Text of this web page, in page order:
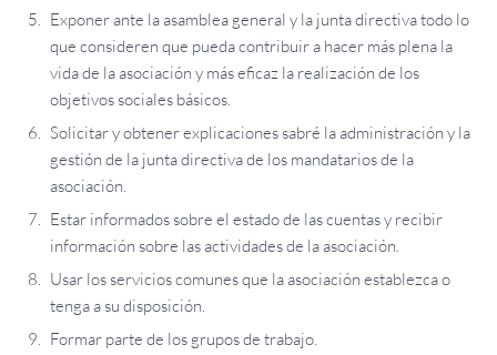
Exponer ante la asamblea general y la junta directiva todo lo
que consideren que pueda contribuir a hacer más plena la
vida de la asociación y más eficaz la realización de los
objetivos sociales básicos.
Solicitar y obtener explicaciones sabré la administración y la
gestión de la junta directiva de los mandatarios de la
asociación.
Estar informados sobre el estado de las cuentas y recibir
información sobre las actividades de la asociación.
Usar los servicios comunes que la asociación establezca o
tenga a su disposición.
Formar parte de los grupos de trabajo.